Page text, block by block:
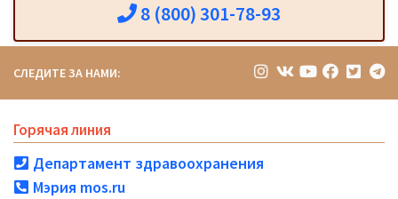
8 (800) 301-78-93
СЛЕДИТЕ ЗА НАМИ:
Горячая линия
Департамент здравоохранения
Мэрия mos.ru